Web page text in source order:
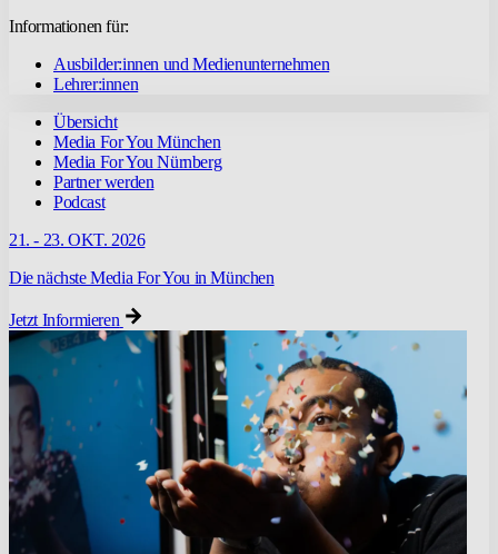
Informationen für:
Ausbilder:innen und Medienunternehmen
Lehrer:innen
Übersicht
Media For You München
Media For You Nürnberg
Partner werden
Podcast
21. - 23. OKT. 2026
Die nächste Media For You in München
Jetzt Informieren